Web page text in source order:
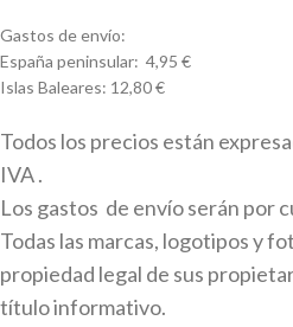
Gastos de envío:
España peninsular: 4,95 €
Islas Baleares: 12,80 €
Todos los precios están
IVA .
Los gastos de envío serán por
Todas las marcas, logotipos y
propiedad legal de sus
título informativo.